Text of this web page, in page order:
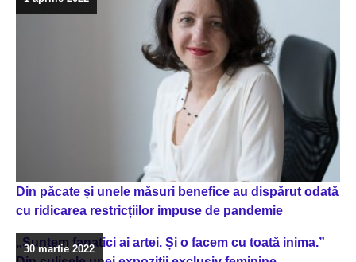
Din păcate și unele măsuri benefice au dispărut odată
cu ridicarea restricțiilor impuse de pandemie
„Suntem fanatici ai artei. Și o facem cu toată inima.”
30 martie 2022